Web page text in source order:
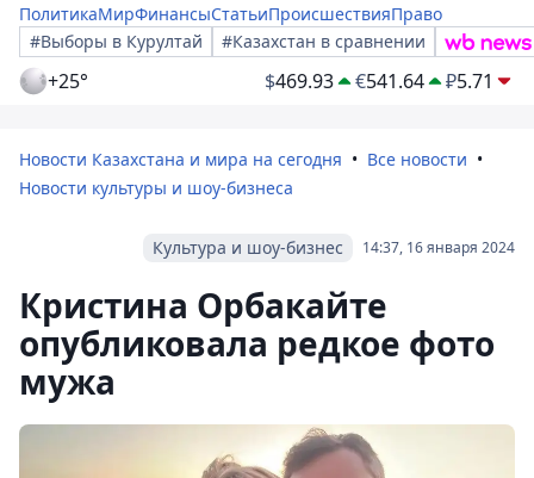
ПолитикаМирФинансыСтатьиПроисшествияПраво
#Выборы в Курултай
#Казахстан в сравнении
+25° $469.93 €541.64 ₽5.71
Новости Казахстана и мира на сегодня
Все новости
Новости культуры и шоу-бизнеса
14:37, 16 января 2024
Культура и шоу-бизнес
Кристина Орбакайте
опубликовала редкое фото
мужа